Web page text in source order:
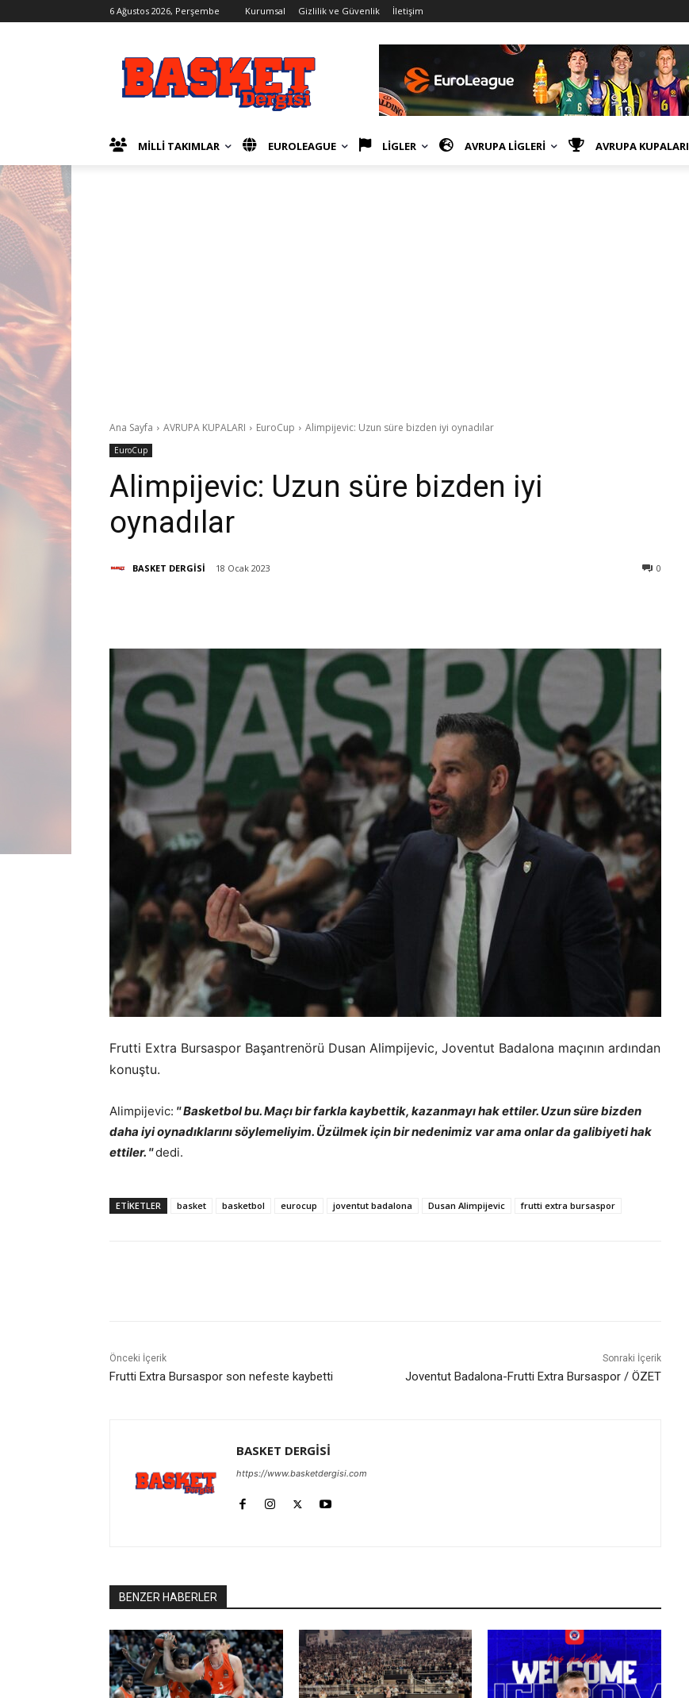
6 Ağustos 2026, Perşembe Kurumsal Gizlilik ve Güvenlik İletişim
MİLLİ TAKIMLAR EUROLEAGUE LİGLER AVRUPA LİGLERİ AVRUPA KUPALARI
Ana Sayfa AVRUPA KUPALARI EuroCup Alimpijevic: Uzun süre bizden iyi oynadılar
EuroCup
Alimpijevic: Uzun süre bizden iyi
oynadılar
BASKET DERGİSİ 18 Ocak 2023 0
Frutti Extra Bursaspor Başantrenörü Dusan Alimpijevic, Joventut Badalona maçının ardından
konuştu.
Alimpijevic: '' Basketbol bu. Maçı bir farkla kaybettik, kazanmayı hak ettiler. Uzun süre bizden
daha iyi oynadıklarını söylemeliyim. Üzülmek için bir nedenimiz var ama onlar da galibiyeti hak
ettiler. ''dedi.
ETIKETLER basket basketbol eurocup joventut badalona Dusan Alimpijevic frutti extra bursaspor
Önceki İçerik
Frutti Extra Bursaspor son nefeste kaybetti
Sonraki İçerik
Joventut Badalona-Frutti Extra Bursaspor / ÖZET
BASKET DERGİSİ
https://www.basketdergisi.com
BENZER HABERLER